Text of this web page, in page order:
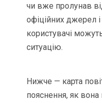
чи вже пролунав
офіційних джерел
користувачі
ситуацію.
Нижче — карта
пояснення, як